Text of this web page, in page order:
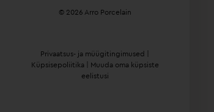
© 2026 Arro Porcelain
Privaatsus- ja müügitingimused
Küpsisepoliitika
Muuda oma küpsiste
eelistusi